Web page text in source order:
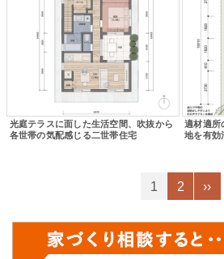
光庭テラスに面した生活空間、吹抜から
各世帯の気配感じる二世帯住宅
適材適所
地を有効
1 2 ››